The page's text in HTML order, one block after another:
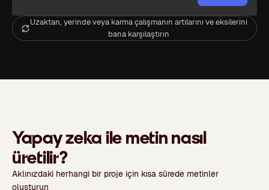
Uzaktan, yerinde veya karma çalışmanın artılarını ve eksilerini
bana karşılaştırın
Yapay zeka ile metin nasıl
üretilir?
Aklınızdaki herhangi bir proje için kısa sürede metinler
oluşturun